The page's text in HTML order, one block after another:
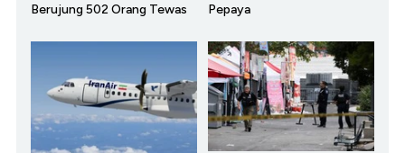
Berujung 502 Orang Tewas
Pepaya